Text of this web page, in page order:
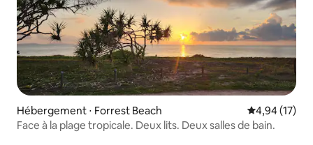
Hébergement ⋅ Forrest Beach Évaluation
4,94 (17)
Face à la plage tropicale. Deux lits. Deux salles de bain.